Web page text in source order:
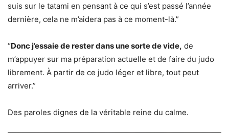
suis sur le tatami en pensant à ce qui s’est passé l’année
dernière, cela ne m’aidera pas à ce moment-là.”
“Donc j’essaie de rester dans une sorte de vide, de
m’appuyer sur ma préparation actuelle et de faire du judo
librement. À partir de ce judo léger et libre, tout peut
arriver.”
Des paroles dignes de la véritable reine du calme.